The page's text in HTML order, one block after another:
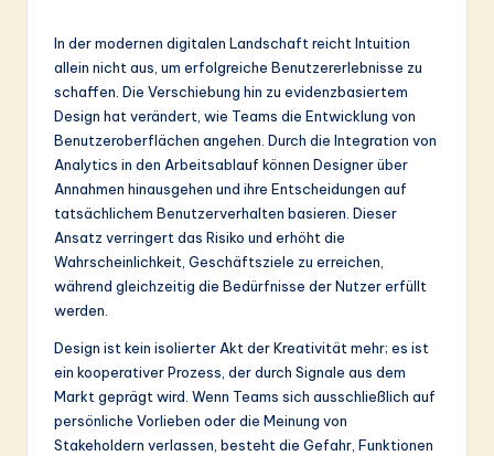
L
A
&
In der modernen digitalen Landschaft reicht Intuition
allein nicht aus, um erfolgreiche Benutzererlebnisse zu
schaffen. Die Verschiebung hin zu evidenzbasiertem
Design hat verändert, wie Teams die Entwicklung von
Benutzeroberflächen angehen. Durch die Integration von
Analytics in den Arbeitsablauf können Designer über
Annahmen hinausgehen und ihre Entscheidungen auf
tatsächlichem Benutzerverhalten basieren. Dieser
Ansatz verringert das Risiko und erhöht die
Wahrscheinlichkeit, Geschäftsziele zu erreichen,
während gleichzeitig die Bedürfnisse der Nutzer erfüllt
werden.
Design ist kein isolierter Akt der Kreativität mehr; es ist
ein kooperativer Prozess, der durch Signale aus dem
Markt geprägt wird. Wenn Teams sich ausschließlich auf
persönliche Vorlieben oder die Meinung von
Stakeholdern verlassen, besteht die Gefahr, Funktionen